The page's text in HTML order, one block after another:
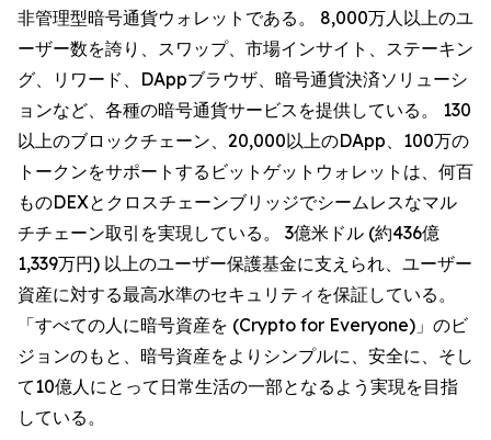
非管理型暗号通貨ウォレットである。 8,000万人以上のユ
ーザー数を誇り、スワップ、市場インサイト、ステーキン
グ、リワード、DAppブラウザ、暗号通貨決済ソリューシ
ョンなど、各種の暗号通貨サービスを提供している。 130
以上のブロックチェーン、20,000以上のDApp、100万の
トークンをサポートするビットゲットウォレットは、何百
ものDEXとクロスチェーンブリッジでシームレスなマル
チチェーン取引を実現している。 3億米ドル (約436億
1,339万円) 以上のユーザー保護基金に支えられ、ユーザー
資産に対する最高水準のセキュリティを保証している。
「すべての人に暗号資産を (Crypto for Everyone)」のビ
ジョンのもと、暗号資産をよりシンプルに、安全に、そし
て10億人にとって日常生活の一部となるよう実現を目指
している。